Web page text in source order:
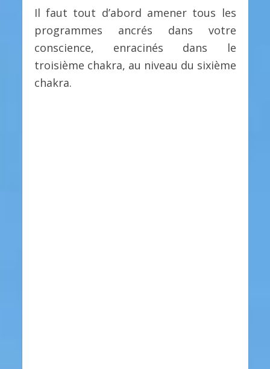
Il faut tout d’abord amener tous les
programmes ancrés dans votre
conscience, enracinés dans le
troisième chakra, au niveau du sixième
chakra.